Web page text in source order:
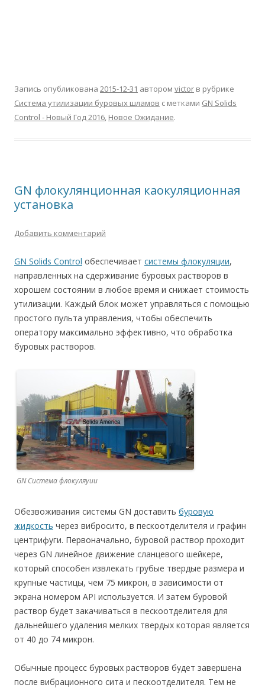
Запись опубликована 2015-12-31 автором victor в рубрике
Система утилизации буровых шламов с метками GN Solids
Control - Новый Год 2016, Новое Ожидание.
GN флокулянционная каокуляционная
установка
Добавить комментарий
GN Solids Control обеспечивает системы флокуляции,
направленных на сдерживание буровых растворов в
хорошем состоянии в любое время и снижает стоимость
утилизации. Каждый блок может управляться с помощью
простого пульта управления, чтобы обеспечить
оператору максимально эффективно, что обработка
буровых растворов.
GN Система флокуляуии
Обезвоживания системы GN доставить буровую
жидкость через вибросито, в пескоотделителя и графин
центрифуги. Первоначально, буровой раствор проходит
через GN линейное движение сланцевого шейкере,
который способен извлекать грубые твердые размера и
крупные частицы, чем 75 микрон, в зависимости от
экрана номером API используется. И затем буровой
раствор будет закачиваться в пескоотделителя для
дальнейшего удаления мелких твердых которая является
от 40 до 74 микрон.
Обычные процесс буровых растворов будет завершена
после вибрационного сита и пескоотделителя. Тем не